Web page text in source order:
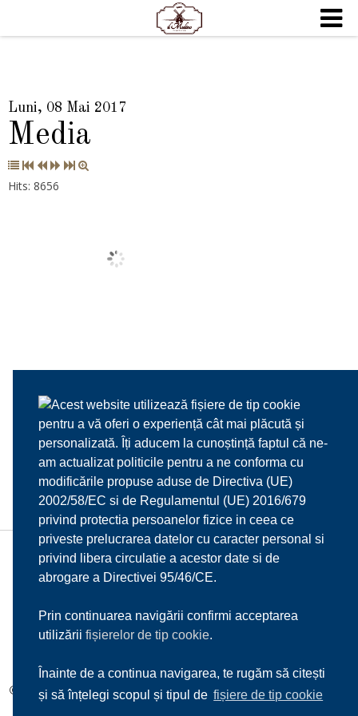
Acest website utilizează fișiere de tip cookie
pentru a vă oferi o experiență cât mai plăcută și
personalizată. Îți aducem la cunoștință faptul că ne-
am actualizat politicile pentru a ne conforma cu
modificările propuse aduse de Directiva (UE)
2002/58/EC si de Regulamentul (UE) 2016/679
privind protectia persoanelor fizice in ceea ce
priveste prelucrarea datelor cu caracter personal si
privind libera circulatie a acestor date si de
abrogare a Directivei 95/46/CE.
Prin continuarea navigării confirmi acceptarea
utilizării fișierelor de tip cookie.
Înainte de a continua navigarea, te rugăm să citești
și să înțelegi scopul și tipul de fișiere de tip cookie
Luni, 08 Mai 2017
Media
Hits: 8656
HOME DESPRE NOI MENIU
REZERVARI CONTACT
© 2017 Il Mulino d'Oro s.r.l.| Toate drepturile rezervate |Sitemap